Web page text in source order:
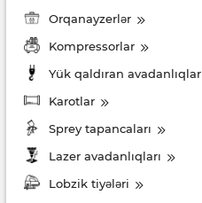
Orqanayzerlər
Kompressorlar
Yük qaldıran avadanlıqlar
Karotlar
Sprey tapancaları
Lazer avadanlıqları
Lobzik tiyələri